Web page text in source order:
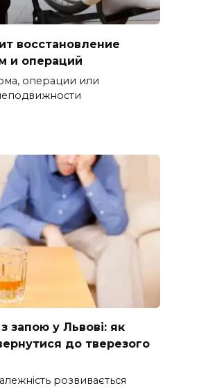
восстановление
и операций
операции или
запою у Львові: як
до тверезого
розвивається